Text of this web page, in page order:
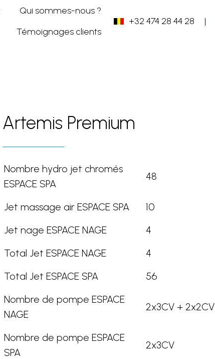
Qui sommes-nous ?
Témoignages clients
+32 474 28 44 28 |
Artemis Premium
Nombre hydro jet chromés
ESPACE SPA
48
Jet massage air ESPACE SPA
10
Jet nage ESPACE NAGE
4
Total Jet ESPACE NAGE
4
Total Jet ESPACE SPA
56
Nombre de pompe ESPACE
NAGE
2x3CV + 2x2CV
Nombre de pompe ESPACE
SPA
2x3CV